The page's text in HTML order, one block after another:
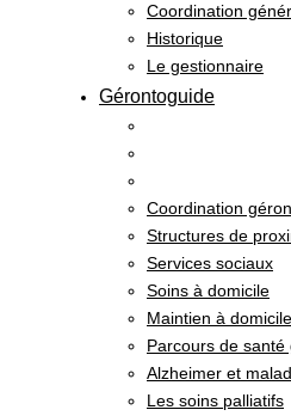
Coordination
Historique
Le gestionnaire
Gérontoguide
Coordination
Structures de
Services sociaux
Soins à domicile
Maintien à domicile
Parcours de santé
Alzheimer et
Les soins palliatifs